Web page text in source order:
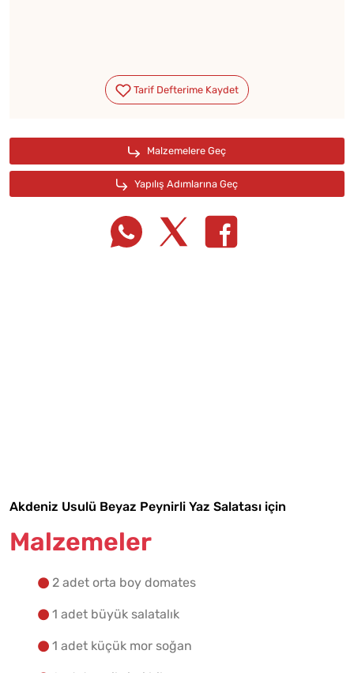
Akdeniz Usulü Beyaz Peynirli Yaz Salatası için
Malzemeler
2 adet orta boy domates
1 adet büyük salatalık
1 adet küçük mor soğan